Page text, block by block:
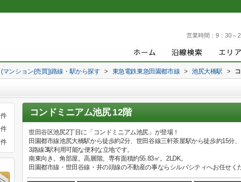
営業時間： 9：30～
(マンション(売買))路線・駅から探す > 東急電鉄東急田園都市線 > 池尻大橋駅 >
コンドミニアム池尻 12階
世田谷区池尻2丁目に「コンドミニアム池尻」が登場！
田園都市線池尻大橋駅から徒歩約2分、世田谷線三軒茶屋駅から徒歩約15分
3路線3駅利用可能な便利な立地です。
南東向き。角部屋。高層階。専有面積約55.83㎡。2LDK。
田園都市線・世田谷線・井の頭線の不動産の事ならシルバシティへお任せく
件
件
件